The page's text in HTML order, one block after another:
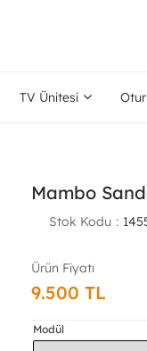
TV Ünitesi
Mambo
Stok Kodu
9.500 TL
Modül